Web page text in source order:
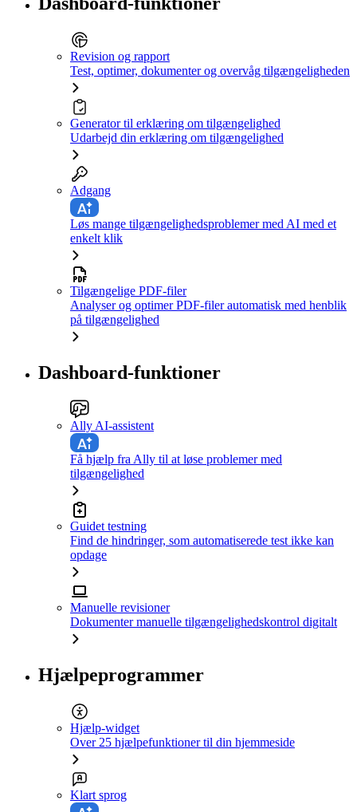
Revision og rapport
Test, optimer, dokumenter og overvåg tilgængeligheden
Generator til erklæring om tilgængelighed
Udarbejd din erklæring om tilgængelighed
Adgang
Løs mange tilgængelighedsproblemer med AI med et
enkelt klik
Tilgængelige PDF-filer
Analyser og optimer PDF-filer automatisk med henblik
på tilgængelighed
Dashboard-funktioner
Ally AI-assistent
Få hjælp fra Ally til at løse problemer med
tilgængelighed
Guidet testning
Find de hindringer, som automatiserede test ikke kan
opdage
Manuelle revisioner
Dokumenter manuelle tilgængelighedskontrol digitalt
Hjælpeprogrammer
Hjælp-widget
Over 25 hjælpefunktioner til din hjemmeside
Klart sprog